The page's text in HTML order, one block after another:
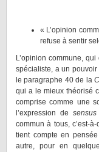
« L’opinion
refuse à sentir
L’opinion commune,
spécialiste, a un
le paragraphe 40 de la
qui a le mieux théorisé
comprise comme une
l’expression de
commun à tous, c’est-
tient compte en
autre, pour en